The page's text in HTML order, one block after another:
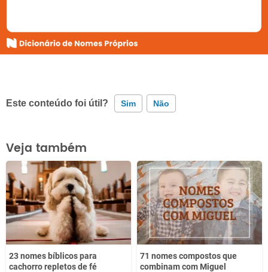
Este conteúdo foi útil? Sim Não
Este conteúdo contém informação incorreta
Este conteúdo não tem a informação que procuro
Outro
Veja também
23 nomes bíblicos para
cachorro repletos de fé
71 nomes compostos que
combinam com Miguel